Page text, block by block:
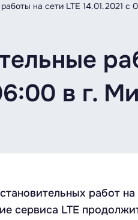
на сети LTE 14.01.2021
в г.
работ
сервиса LTE